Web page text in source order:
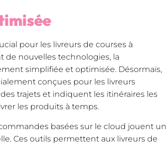
pour les livreurs de courses à
de nouvelles technologies, la
simplifiée et optimisée. Désormais,
conçues pour les livreurs
trajets et indiquent les itinéraires les
les produits à temps.
basées sur le cloud jouent un
Ces outils permettent aux livreurs de